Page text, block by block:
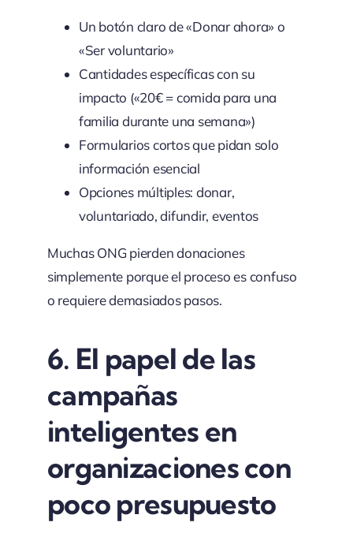
Un botón claro de «Donar ahora» o
«Ser voluntario»
Cantidades específicas con su
impacto («20€ = comida para una
familia durante una semana»)
Formularios cortos que pidan solo
información esencial
Opciones múltiples: donar,
voluntariado, difundir, eventos
Muchas ONG pierden donaciones
simplemente porque el proceso es confuso
o requiere demasiados pasos.
6. El papel de las
campañas
inteligentes en
organizaciones con
poco presupuesto